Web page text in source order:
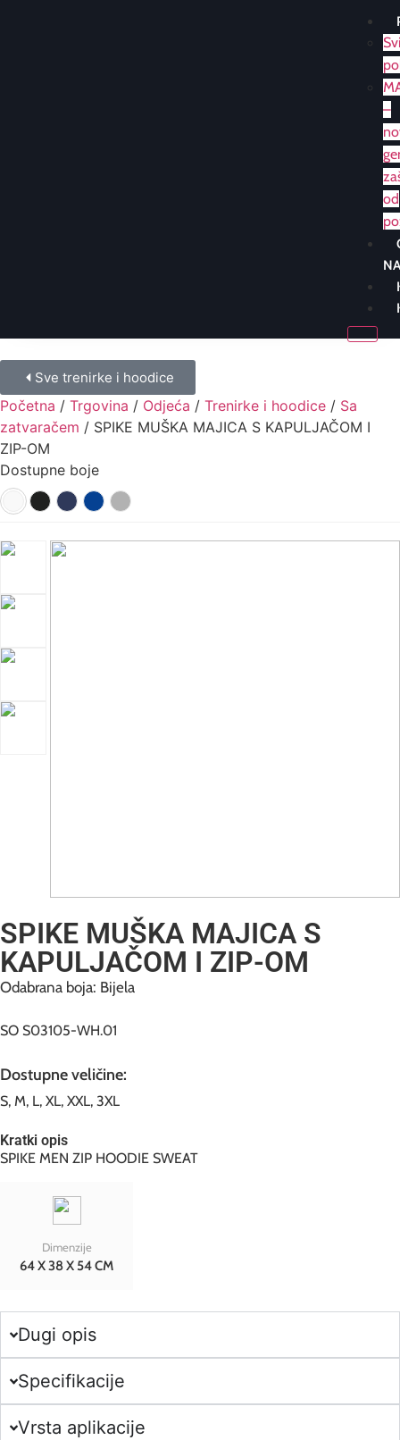
–
od
Sve trenirke i hoodice
Početna / Trgovina / Odjeća / Trenirke i hoodice / Sa
zatvaračem / SPIKE MUŠKA MAJICA S KAPULJAČOM I
ZIP-OM
Dostupne boje
SPIKE MUŠKA MAJICA S
KAPULJAČOM I ZIP-OM
Odabrana boja: Bijela
SO S03105-WH.01
Dostupne veličine:
S, M, L, XL, XXL, 3XL
Kratki opis
SPIKE MEN ZIP HOODIE SWEAT
Dimenzije
64 X 38 X 54 CM
Dugi opis
Specifikacije
Vrsta aplikacije